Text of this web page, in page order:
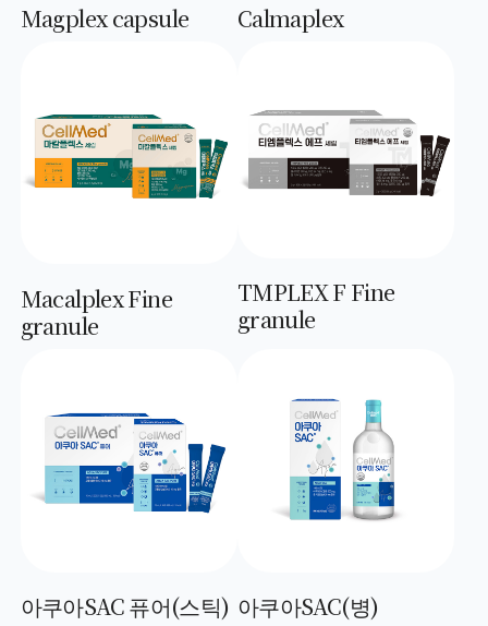
Magplex capsule Calmaplex
Macalplex Fine
granule
TMPLEX F Fine
granule
아쿠아SAC 퓨어(스틱) 아쿠아SAC(병)